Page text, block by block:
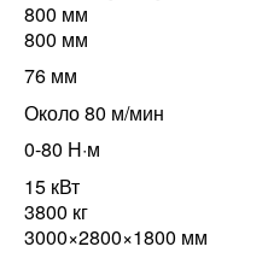
800 мм
800 мм
76 мм
Около 80 м/мин
0-80 Н·м
15 кВт
3800 кг
3000×2800×1800 мм